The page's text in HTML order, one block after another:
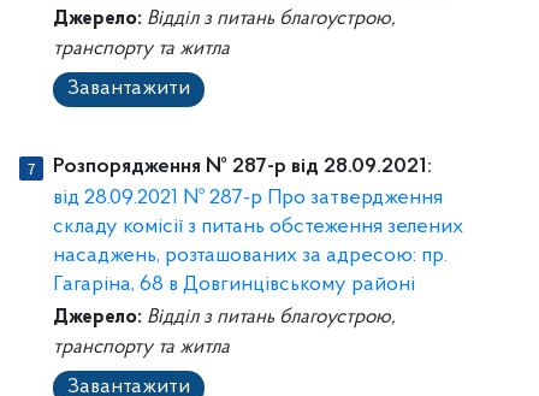
Джерело: Відділ з питань благоустрою,
транспорту та житла
Завантажити
Розпорядження № 287-р від 28.09.2021:
від 28.09.2021 № 287-р Про затвердження
складу комісії з питань обстеження зелених
насаджень, розташованих за адресою: пр.
Гагаріна, 68 в Довгинцівському районі
Джерело: Відділ з питань благоустрою,
транспорту та житла
Завантажити